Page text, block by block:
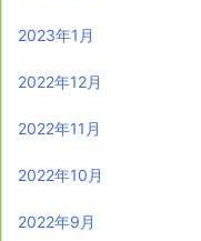
2023年1月
2022年12月
2022年11月
2022年10月
2022年9月